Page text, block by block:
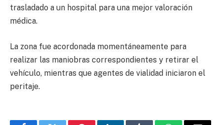
trasladado a un hospital para una mejor valoración
médica.
La zona fue acordonada momentáneamente para
realizar las maniobras correspondientes y retirar el
vehículo, mientras que agentes de vialidad iniciaron el
peritaje.